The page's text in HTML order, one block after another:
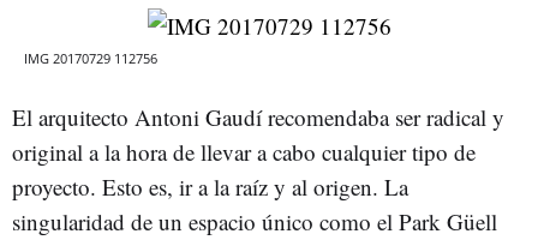
IMG 20170729 112756
El arquitecto Antoni Gaudí recomendaba ser radical y
original a la hora de llevar a cabo cualquier tipo de
proyecto. Esto es, ir a la raíz y al origen. La
singularidad de un espacio único como el Park Güell